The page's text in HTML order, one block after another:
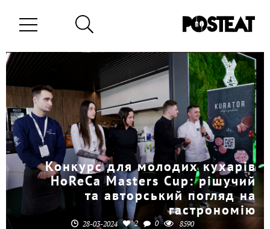
Конкурс для молодих кухарів
HoReCa Masters Cup: рішучий
та авторський погляд на
гастрономію
28-03-2024 2 0 8590